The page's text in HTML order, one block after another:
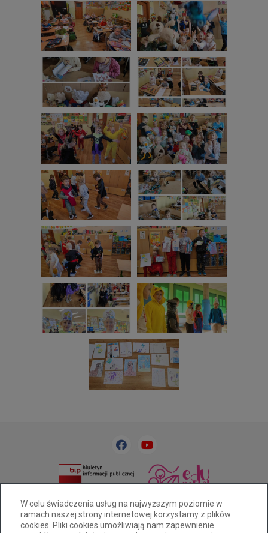
W celu świadczenia usług na najwyższym poziomie w
ramach naszej strony internetowej korzystamy z plików
cookies. Pliki cookies umożliwiają nam zapewnienie
33 818 31 84
sp32@cuw.bielsko-biala.pl
Bielsko-Biała, ul. Cieszyńska 393